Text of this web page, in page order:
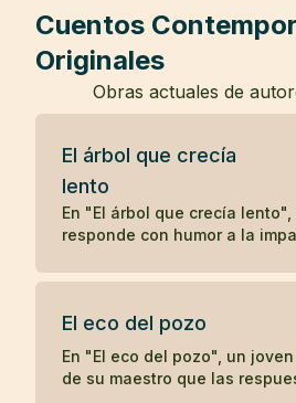
estas verdades.
Cuentos
Originales
Obras actuales de
El árbol que crecía
lento
En "El árbol que crecía
responde con humor a la
verdadero no se apresura.
El eco del pozo
En "El eco del pozo", un
de su maestro que las